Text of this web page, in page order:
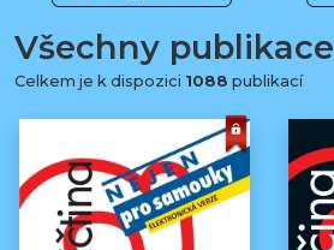
Všechny publikace
Celkem je k dispozici 1088 publikací